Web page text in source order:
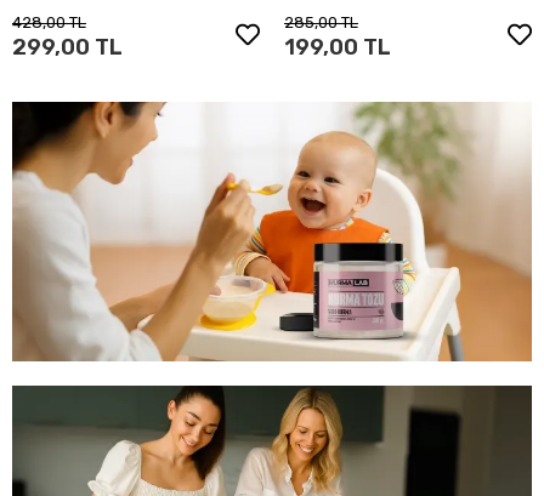
428,00 TL
299,00 TL
285,00 TL
199,00 TL